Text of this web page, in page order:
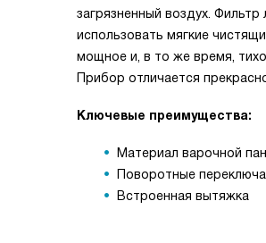
загрязненный воздух.
использовать мягкие
мощное и, в то же время,
Прибор отличается
Ключевые преимущества:
Материал варочной
Поворотные
Встроенная вытяжка